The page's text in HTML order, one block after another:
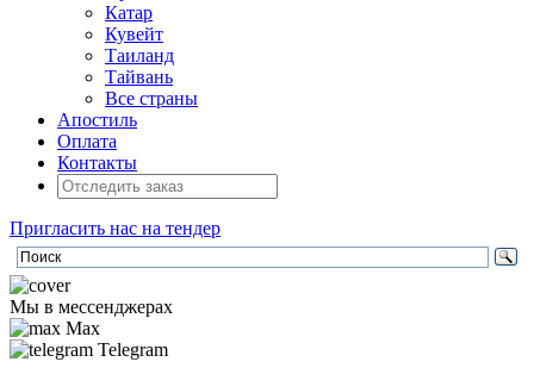
Катар
Кувейт
Таиланд
Тайвань
Все страны
Апостиль
Оплата
Контакты
Пригласить нас на тендер
Мы в мессенджерах
Max
Telegram